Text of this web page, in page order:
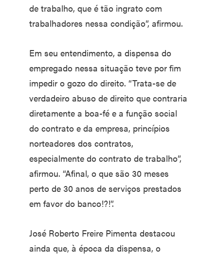
de trabalho, que é tão ingrato com
trabalhadores nessa condição”, afirmou.
Em seu entendimento, a dispensa do
empregado nessa situação teve por fim
impedir o gozo do direito. “Trata-se de
verdadeiro abuso de direito que contraria
diretamente a boa-fé e a função social
do contrato e da empresa, princípios
norteadores dos contratos,
especialmente do contrato de trabalho”,
afirmou. “Afinal, o que são 30 meses
perto de 30 anos de serviços prestados
em favor do banco!?!”.
José Roberto Freire Pimenta destacou
ainda que, à época da dispensa, o